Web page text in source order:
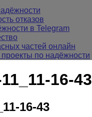
отказов
в Telegram
частей онлайн
по надёжности
16-43
16-43